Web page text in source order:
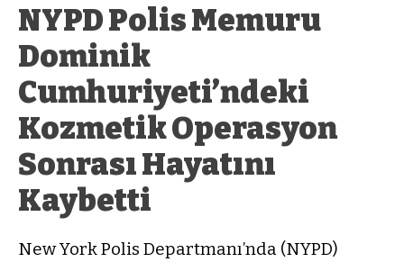
NYPD Polis Memuru
Dominik
Cumhuriyeti’ndeki
Kozmetik Operasyon
Sonrası Hayatını
Kaybetti
New York Polis Departmanı’nda (NYPD)